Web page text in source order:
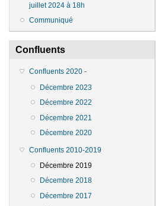
juillet 2024 à 18h
Communiqué
Confluents
Confluents 2020 -
Décembre 2023
Décembre 2022
Décembre 2021
Décembre 2020
Confluents 2010-2019
Décembre 2019
Décembre 2018
Décembre 2017